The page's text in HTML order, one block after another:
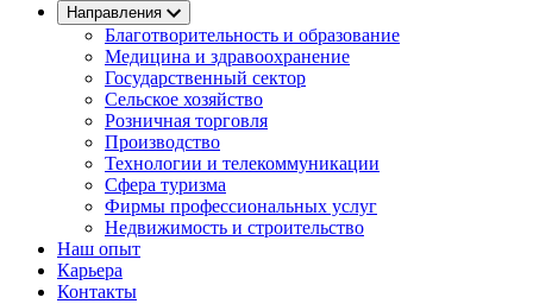
Направления
Благотворительность и образование
Медицина и здравоохранение
Государственный сектор
Сельское хозяйство
Розничная торговля
Производство
Технологии и телекоммуникации
Сфера туризма
Фирмы профессиональных услуг
Недвижимость и строительство
Наш опыт
Карьера
Контакты